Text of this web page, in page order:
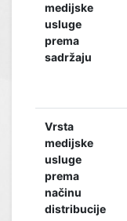
medijske
usluge
prema
sadržaju
Vrsta
medijske
usluge
prema
načinu
distribucije